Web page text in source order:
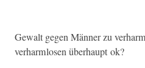
Gewalt gegen Män­ner zu
ver­harm­losen über­haupt ok?